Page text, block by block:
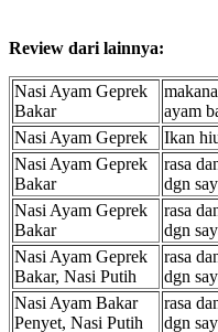
Review dari lainnya:
Nasi Ayam Geprek
Bakar
ayam
Nasi Ayam Geprek
Ikan
Nasi Ayam Geprek
Bakar
rasa
dgn
Nasi Ayam Geprek
Bakar
rasa
dgn
Nasi Ayam Geprek
Bakar, Nasi Putih
rasa
dgn
Nasi Ayam Bakar
Penyet, Nasi Putih
rasa
dgn